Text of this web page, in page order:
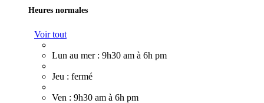
Heures normales
Voir tout
Lun au mer : 9h30 am à 6h pm
Jeu : fermé
Ven : 9h30 am à 6h pm